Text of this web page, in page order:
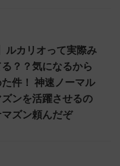
ルカリオって実際み
？？気になるから
件！ 神速ノーマル
ンを活躍させるの
ズン頼んだぞ